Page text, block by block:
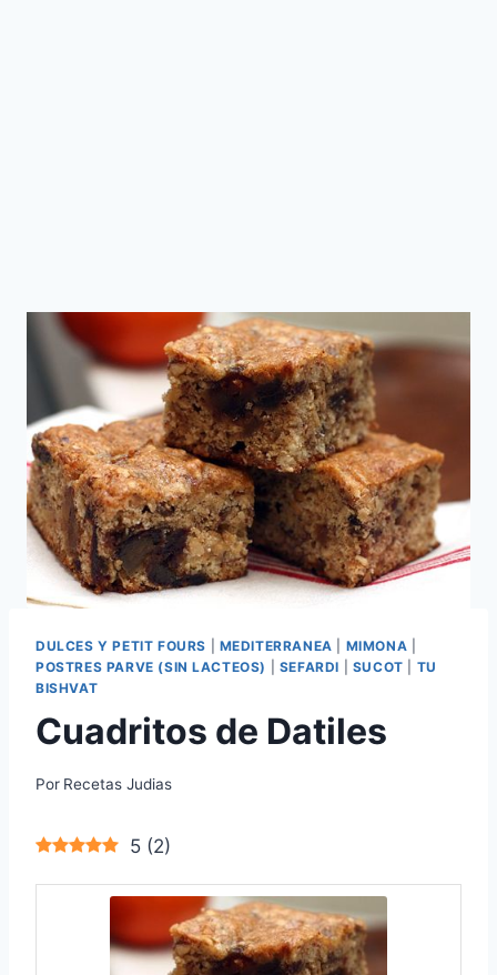
DULCES Y PETIT FOURS MEDITERRANEA MIMONA
POSTRES PARVE (SIN LACTEOS)
SEFARDI SUCOT
TU
BISHVAT
Cuadritos de Datiles
Por Recetas Judias
5 (2)